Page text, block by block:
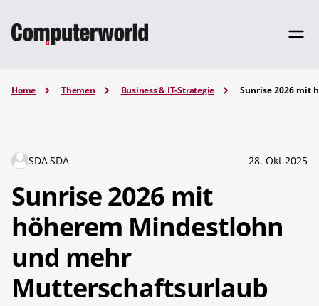
Home Themen Business & IT-Strategie Sunrise 2026 mit
SDA SDA 28. Okt 2025
Sunrise 2026 mit
höherem Mindestlohn
und mehr
Mutterschaftsurlaub